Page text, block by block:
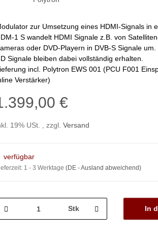
zur Umsetzung eines HDMI-Signals in
1 S wandelt HDMI Signale z.B. von
oder DVD-Playern in DVB-S Signale um.
Signale bleiben dabei vollständig erhalten.
incl. Polytron EWS 001 (PCU F001
Verstärker)
€
19% USt. , zzgl. Versand
verfügbar
1 - 3 Werktage (DE - Ausland abweichend)
Stk In